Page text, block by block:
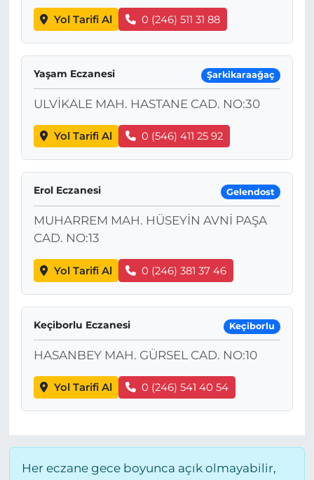
Yol Tarifi Al 0 (246) 511 31 88
Yaşam Eczanesi Şarkikaraağaç
ULVİKALE MAH. HASTANE CAD. NO:30
Yol Tarifi Al 0 (546) 411 25 92
Erol Eczanesi Gelendost
MUHARREM MAH. HÜSEYİN AVNİ PAŞA
CAD. NO:13
Yol Tarifi Al 0 (246) 381 37 46
Keçiborlu Eczanesi Keçiborlu
HASANBEY MAH. GÜRSEL CAD. NO:10
Yol Tarifi Al 0 (246) 541 40 54
Her eczane gece boyunca açık olmayabilir,